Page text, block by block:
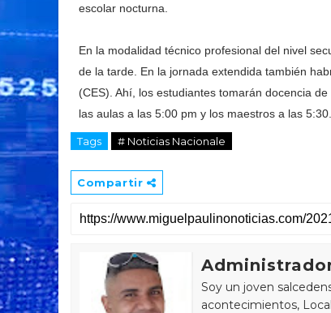
escolar nocturna.
En la modalidad técnico profesional del nivel
de la tarde. En la jornada extendida también
(CES). Ahí, los estudiantes tomarán docencia
las aulas a las 5:00 pm y los maestros a las 5:30.
Tags # Noticias Nacionale
Compartir
Soy un joven
acontecimientos,